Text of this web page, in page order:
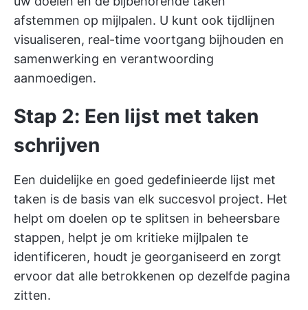
afstemmen op mijlpalen. U kunt ook tijdlijnen
visualiseren, real-time voortgang bijhouden en
samenwerking en verantwoording
aanmoedigen.
Stap 2: Een lijst met taken
schrijven
Een duidelijke en goed gedefinieerde lijst met
taken is de basis van elk succesvol project. Het
helpt om doelen op te splitsen in beheersbare
stappen, helpt je om kritieke mijlpalen te
identificeren, houdt je georganiseerd en zorgt
ervoor dat alle betrokkenen op dezelfde pagina
zitten.